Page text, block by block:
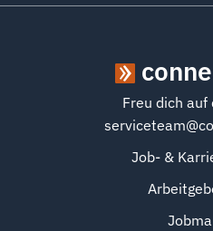
Freu dich auf
Job- &